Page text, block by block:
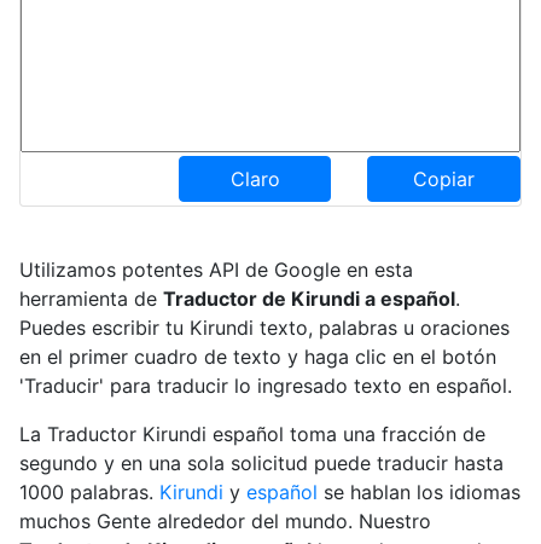
Claro Copiar
Utilizamos potentes API de Google en esta
herramienta de Traductor de Kirundi a español.
Puedes escribir tu Kirundi texto, palabras u oraciones
en el primer cuadro de texto y haga clic en el botón
'Traducir' para traducir lo ingresado texto en español.
La Traductor Kirundi español toma una fracción de
segundo y en una sola solicitud puede traducir hasta
1000 palabras. Kirundi y español se hablan los idiomas
muchos Gente alrededor del mundo. Nuestro